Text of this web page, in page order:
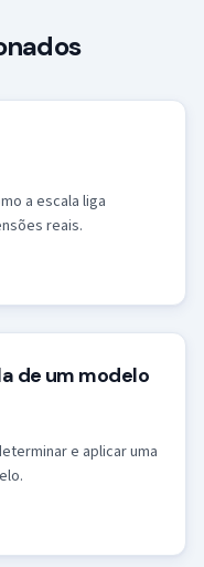
a escala liga
reais.
de um modelo
e aplicar uma